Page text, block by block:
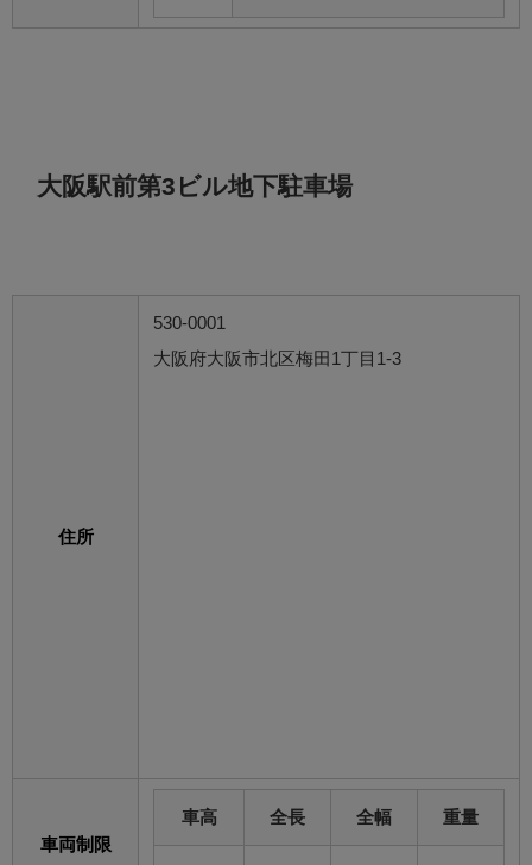
大阪駅前第3ビル地下駐車場
住所
530-0001
大阪府大阪市北区梅田1丁目1-3
車両制限
車高 全長 全幅 重量